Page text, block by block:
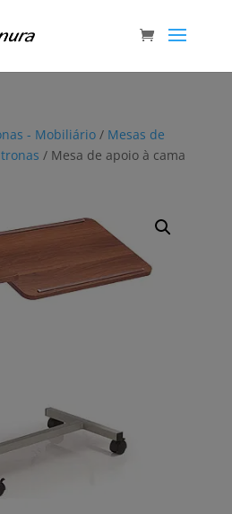
- Mobiliário/ Mesas de
/ Mesa de apoio à cama